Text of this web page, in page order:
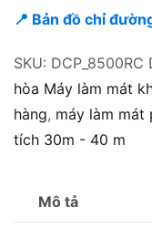
📍 Bản đồ chỉ
SKU: DCP_8500RC
hòa Máy làm mát
hàng, máy làm mát
tích 30m - 40 m
Mô tả